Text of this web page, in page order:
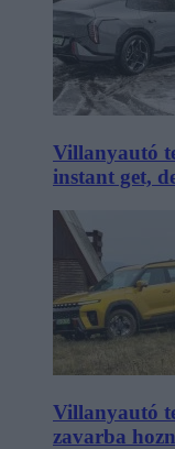
Villanyautó
instant get,
Villanyautó
zavarba